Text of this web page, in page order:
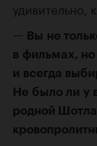
удивительно,
Вы не
в фильмах,
и всегда
Не было ли у
родной